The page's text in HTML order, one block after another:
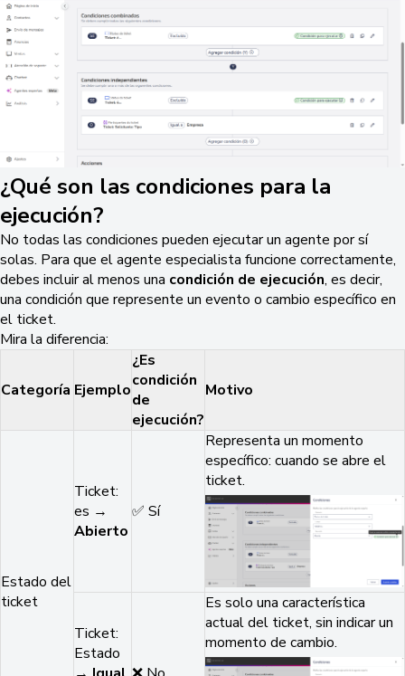
¿Qué son las condiciones para la
ejecución?
No todas las condiciones pueden ejecutar un agente por sí
solas. Para que el agente especialista funcione correctamente,
debes incluir al menos una condición de ejecución, es decir,
una condición que represente un evento o cambio específico en
el ticket.
Mira la diferencia:
Categoría Ejemplo
¿Es
condición
de
ejecución?
Motivo
Estado del
ticket
Ticket:
es →
Abierto
✅ Sí
Representa un momento
específico: cuando se abre el
ticket.
Ticket:
Estado
Es solo una característica
actual del ticket, sin indicar un
momento de cambio.